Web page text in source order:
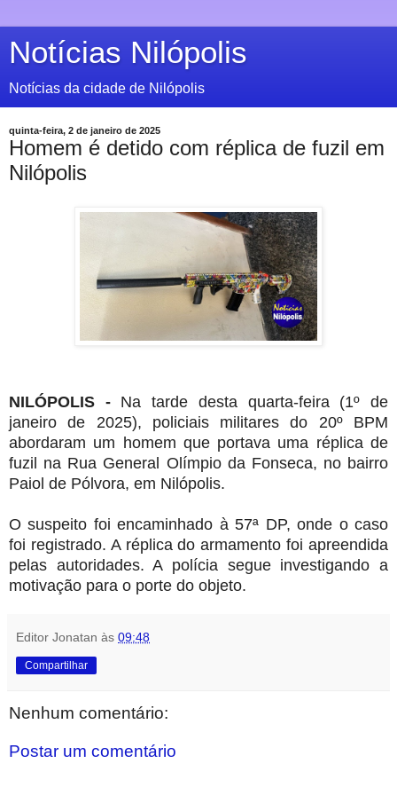
Notícias Nilópolis
Notícias da cidade de Nilópolis
quinta-feira, 2 de janeiro de 2025
Homem é detido com réplica de fuzil em
Nilópolis
NILÓPOLIS - Na tarde desta quarta-feira (1º de
janeiro de 2025), policiais militares do 20º BPM
abordaram um homem que portava uma réplica de
fuzil na Rua General Olímpio da Fonseca, no bairro
Paiol de Pólvora, em Nilópolis.
O suspeito foi encaminhado à 57ª DP, onde o caso
foi registrado. A réplica do armamento foi apreendida
pelas autoridades. A polícia segue investigando a
motivação para o porte do objeto.
Editor Jonatan às 09:48
Compartilhar
Nenhum comentário:
Postar um comentário